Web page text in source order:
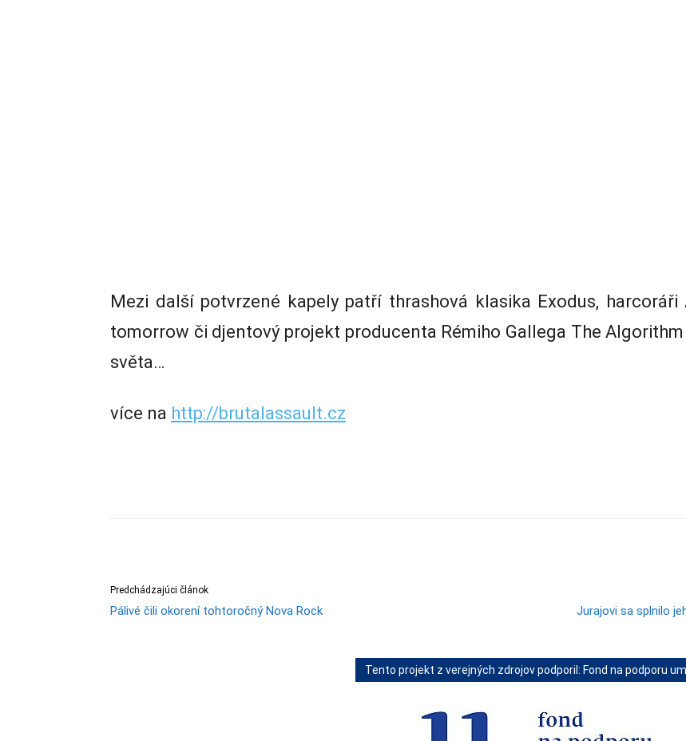
Mezi další potvrzené kapely patří thrashová klasika Exodus,
tomorrow či djentový projekt producenta Rémiho Gallega The
světa…
více na http://brutalassault.cz
Predchádzajúci článok
Pálivé čili okorení tohtoročný Nova Rock Jurajovi sa splnilo
Tento projekt z verejných zdrojov podporil: Fond na podporu